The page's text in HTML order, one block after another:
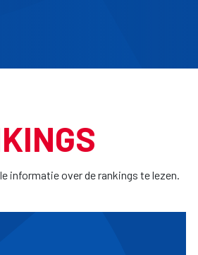
informatie over de rankings te lezen.